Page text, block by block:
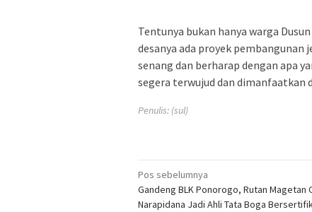
Tentunya bukan hanya warga
desanya ada proyek pembangunan
senang dan berharap dengan apa
segera terwujud dan dimanfaatkan
Penulis: (sul)
Navigasi
pos
Pos sebelumnya
Gandeng BLK Ponorogo, Rutan Magetan
Narapidana Jadi Ahli Tata Boga